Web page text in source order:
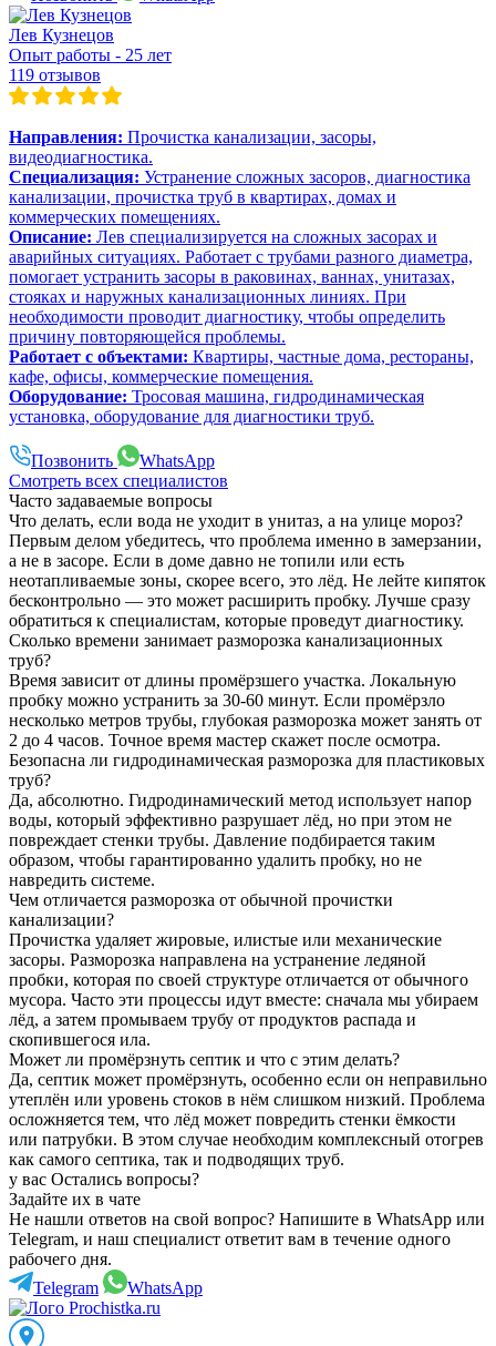
Лев Кузнецов
Опыт работы - 25 лет
119 отзывов
Направления: Прочистка канализации, засоры,
видеодиагностика.
Специализация: Устранение сложных засоров, диагностика
канализации, прочистка труб в квартирах, домах и
коммерческих помещениях.
Описание: Лев специализируется на сложных засорах и
аварийных ситуациях. Работает с трубами разного диаметра,
помогает устранить засоры в раковинах, ваннах, унитазах,
стояках и наружных канализационных линиях. При
необходимости проводит диагностику, чтобы определить
причину повторяющейся проблемы.
Работает с объектами: Квартиры, частные дома, рестораны,
кафе, офисы, коммерческие помещения.
Оборудование: Тросовая машина, гидродинамическая
установка, оборудование для диагностики труб.
Позвонить
WhatsApp
Смотреть всех специалистов
Часто задаваемые вопросы
Что делать, если вода не уходит в унитаз, а на улице мороз?
Первым делом убедитесь, что проблема именно в замерзании,
а не в засоре. Если в доме давно не топили или есть
неотапливаемые зоны, скорее всего, это лёд. Не лейте кипяток
бесконтрольно — это может расширить пробку. Лучше сразу
обратиться к специалистам, которые проведут диагностику.
Сколько времени занимает разморозка канализационных
труб?
Время зависит от длины промёрзшего участка. Локальную
пробку можно устранить за 30-60 минут. Если промёрзло
несколько метров трубы, глубокая разморозка может занять от
2 до 4 часов. Точное время мастер скажет после осмотра.
Безопасна ли гидродинамическая разморозка для пластиковых
труб?
Да, абсолютно. Гидродинамический метод использует напор
воды, который эффективно разрушает лёд, но при этом не
повреждает стенки трубы. Давление подбирается таким
образом, чтобы гарантированно удалить пробку, но не
навредить системе.
Чем отличается разморозка от обычной прочистки
канализации?
Прочистка удаляет жировые, илистые или механические
засоры. Разморозка направлена на устранение ледяной
пробки, которая по своей структуре отличается от обычного
мусора. Часто эти процессы идут вместе: сначала мы убираем
лёд, а затем промываем трубу от продуктов распада и
скопившегося ила.
Может ли промёрзнуть септик и что с этим делать?
Да, септик может промёрзнуть, особенно если он неправильно
утеплён или уровень стоков в нём слишком низкий. Проблема
осложняется тем, что лёд может повредить стенки ёмкости
или патрубки. В этом случае необходим комплексный отогрев
как самого септика, так и подводящих труб.
у вас Остались вопросы?
Задайте их в чате
Не нашли ответов на свой вопрос? Напишите в WhatsApp или
Telegram, и наш специалист ответит вам в течение одного
рабочего дня.
Telegram
WhatsApp